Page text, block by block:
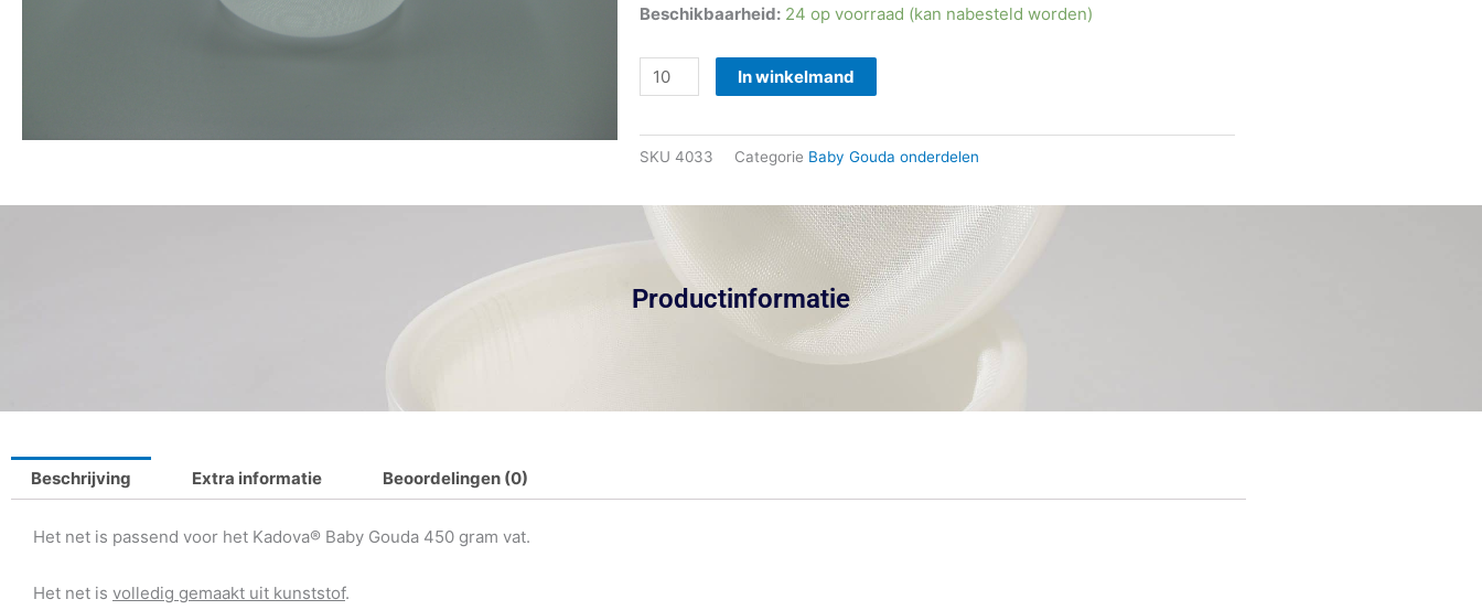
Beschikbaarheid: 24 op voorraad (kan nabesteld worden)
Kadova®
Gouda
450
gram
Vatnet
In winkelmand
SKU 4033 Categorie Baby Gouda onderdelen
Productinformatie
Beschrijving Extra informatie Beoordelingen (0)
Het net is passend voor het Kadova® Baby Gouda 450 gram vat.
Het net is volledig gemaakt uit kunststof.